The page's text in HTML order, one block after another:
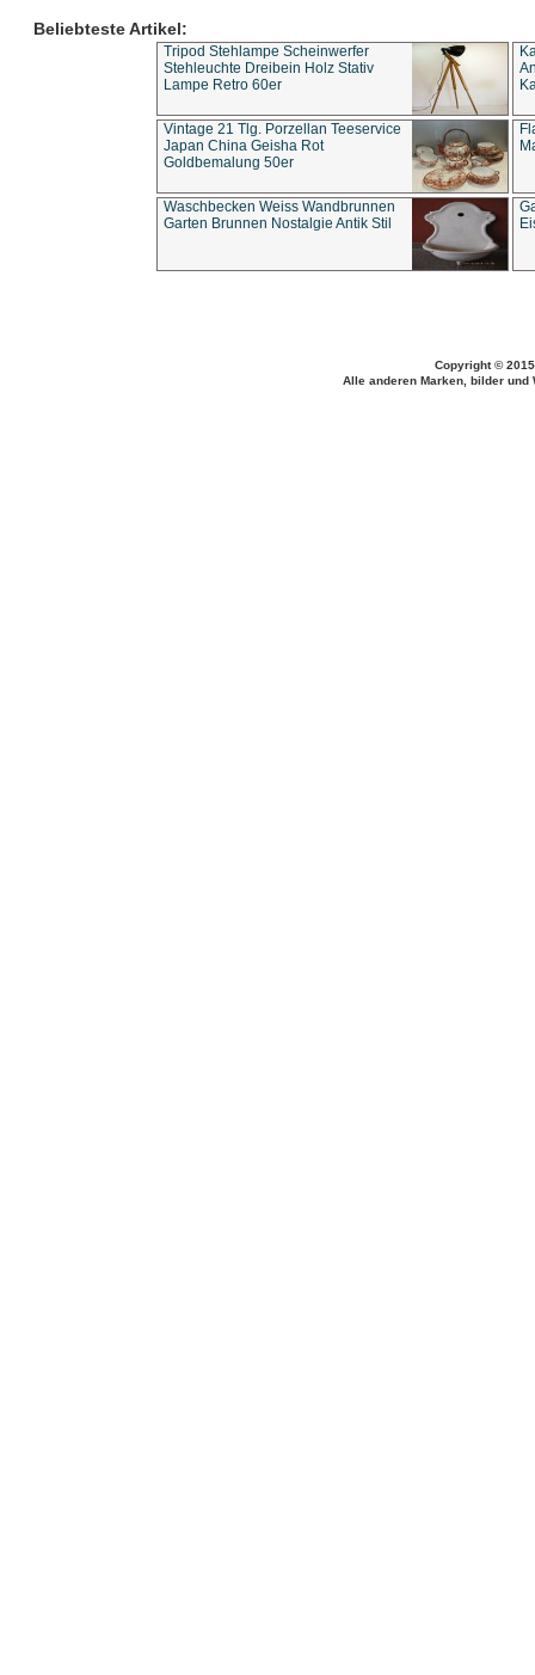
Beliebteste Artikel:
Tripod Stehlampe Scheinwerfer
Stehleuchte Dreibein Holz Stativ
Lampe Retro 60er
Vintage 21 Tlg. Porzellan Teeservice
Japan China Geisha Rot
Goldbemalung 50er
Waschbecken Weiss Wandbrunnen
Garten Brunnen Nostalgie Antik Stil
Copyright ©
Alle anderen Marken, bilder und